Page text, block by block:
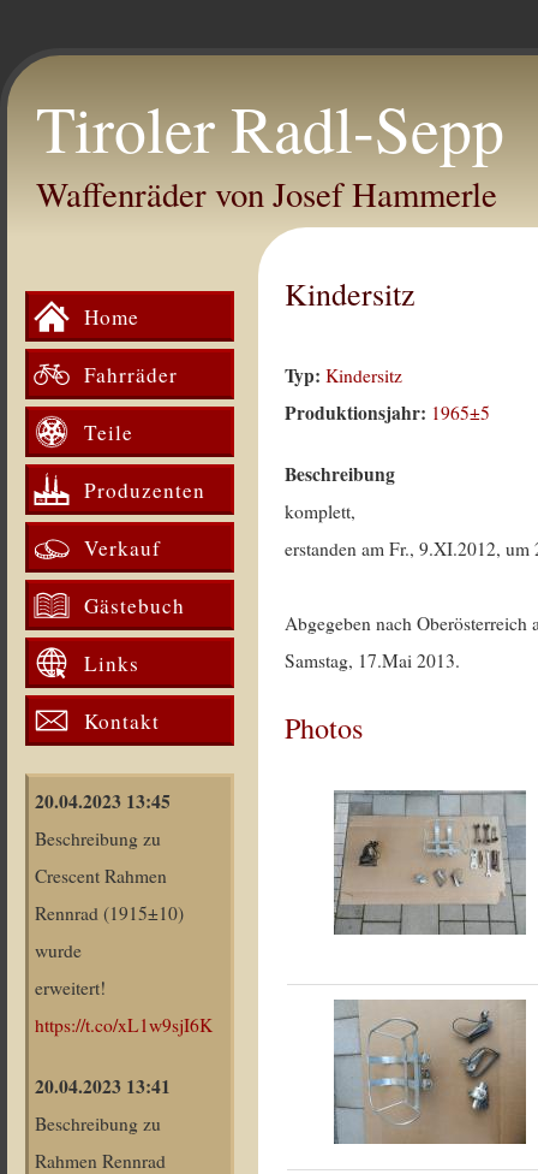
Tiroler Radl-Sepp
Waffenräder von Josef Hammerle
Home
Fahrräder
Teile
Produzenten
Verkauf
Gästebuch
Links
Kontakt
20.04.2023 13:45
Beschreibung zu
Crescent Rahmen
Rennrad (1915±10)
wurde
erweitert!
https://t.co/xL1w9sjI6K
20.04.2023 13:41
Beschreibung zu
Rahmen Rennrad
Kindersitz
Typ:Kindersitz
Produktionsjahr: 1965±5
Beschreibung
komplett,
erstanden am Fr., 9.XI.2012, um
Abgegeben nach Oberösterreich
Samstag, 17.Mai 2013.
Photos